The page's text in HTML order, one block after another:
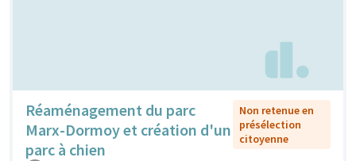
Réaménagement du parc
Marx-Dormoy et création d'un
parc à chien
Non retenue en
présélection
citoyenne